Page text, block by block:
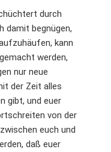
durch
damit begnügen,
kann
werden,
nur neue
der Zeit alles
gibt, und euer
von der
euch und
daß euer